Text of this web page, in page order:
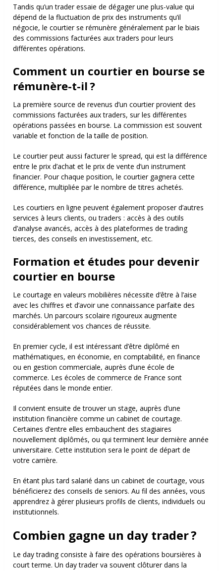
Tandis qu’un trader essaie de dégager une plus-value qui
dépend de la fluctuation de prix des instruments qu’il
négocie, le courtier se rémunère généralement par le biais
des commissions facturées aux traders pour leurs
différentes opérations.
Comment un courtier en bourse se
rémunère-t-il ?
La première source de revenus d’un courtier provient des
commissions facturées aux traders, sur les différentes
opérations passées en bourse. La commission est souvent
variable et fonction de la taille de position.
Le courtier peut aussi facturer le spread, qui est la différence
entre le prix d’achat et le prix de vente d’un instrument
financier. Pour chaque position, le courtier gagnera cette
différence, multipliée par le nombre de titres achetés.
Les courtiers en ligne peuvent également proposer d’autres
services à leurs clients, ou traders : accès à des outils
d’analyse avancés, accès à des plateformes de trading
tierces, des conseils en investissement, etc.
Formation et études pour devenir
courtier en bourse
Le courtage en valeurs mobilières nécessite d’être à l’aise
avec les chiffres et d’avoir une connaissance parfaite des
marchés. Un parcours scolaire rigoureux augmente
considérablement vos chances de réussite.
En premier cycle, il est intéressant d’être diplômé en
mathématiques, en économie, en comptabilité, en finance
ou en gestion commerciale, auprès d’une école de
commerce. Les écoles de commerce de France sont
réputées dans le monde entier.
Il convient ensuite de trouver un stage, auprès d’une
institution financière comme un cabinet de courtage.
Certaines d’entre elles embauchent des stagiaires
nouvellement diplômés, ou qui terminent leur dernière année
universitaire. Cette institution sera le point de départ de
votre carrière.
En étant plus tard salarié dans un cabinet de courtage, vous
bénéficierez des conseils de seniors. Au fil des années, vous
apprendrez à gérer plusieurs profils de clients, individuels ou
institutionnels.
Combien gagne un day trader ?
Le day trading consiste à faire des opérations boursières à
court terme. Un day trader va souvent clôturer dans la